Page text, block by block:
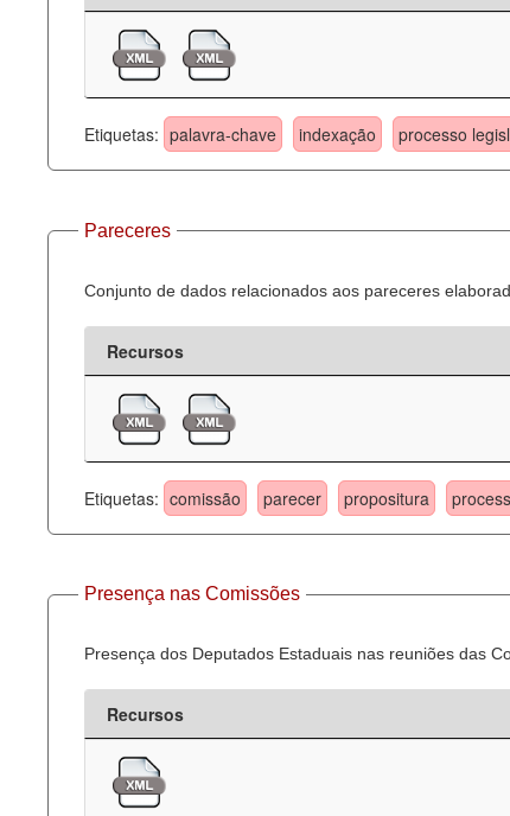
Etiquetas: palavra-chave indexação processo
Pareceres
Conjunto de dados relacionados aos pareceres
Recursos
Etiquetas: comissão parecer propositura
Presença nas Comissões
Presença dos Deputados Estaduais nas reuniões das
Recursos